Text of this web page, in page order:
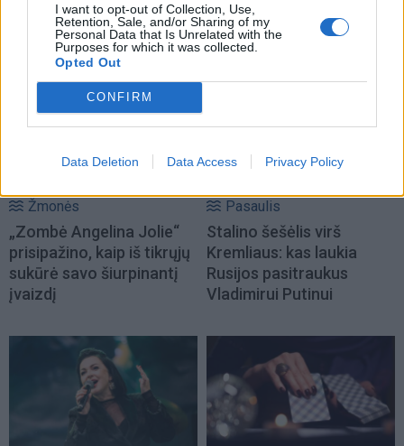
I want to opt-out of Collection, Use,
Retention, Sale, and/or Sharing of my
Personal Data that Is Unrelated with the
Purposes for which it was collected.
Opted Out
CONFIRM
Data Deletion Data Access Privacy Policy
NAUJI
Žmonės
„Zombė Angelina Jolie“
prisipažino, kaip iš tikrųjų
sukūrė savo šiurpinantį
įvaizdį
Pasaulis
Stalino šešėlis virš
Kremliaus: kas laukia
Rusijos pasitraukus
Vladimirui Putinui